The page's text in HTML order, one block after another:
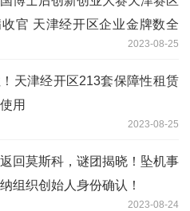
官 天津经开区企业金牌数全
2023-08-25
天津经开区213套保障性租赁
用
2023-08-25
回莫斯科，谜团揭晓！坠机事
组织创始人身份确认！
2023-08-24